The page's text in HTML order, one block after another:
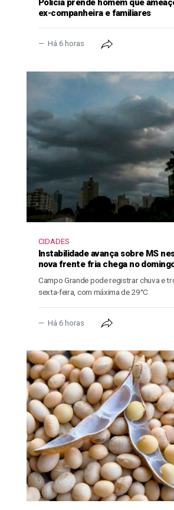
Polícia prende homem que
ex-companheira e familiares
Há 6 horas
CIDADES
Instabilidade avança sobre MS
nova frente fria chega no
Campo Grande pode registrar chuva e
sexta-feira, com máxima de 29°C
Há 6 horas